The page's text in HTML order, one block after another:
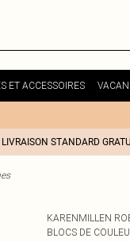
ET ACCESSOIRES
LIVRAISON STANDARD
KARENMILLEN
BLOCS DE